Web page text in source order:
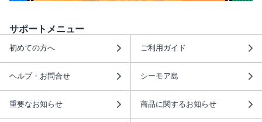
サポートメニュー
初めての方へ ご利用ガイド
ヘルプ・お問合せ シーモア島
重要なお知らせ 商品に関するお知らせ